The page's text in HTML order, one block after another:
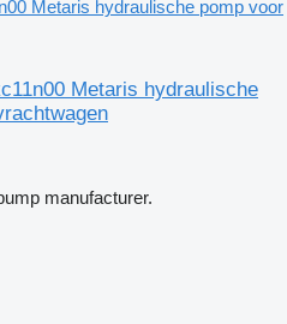
Metaris hydraulische pomp voor
Metaris hydraulische
manufacturer.